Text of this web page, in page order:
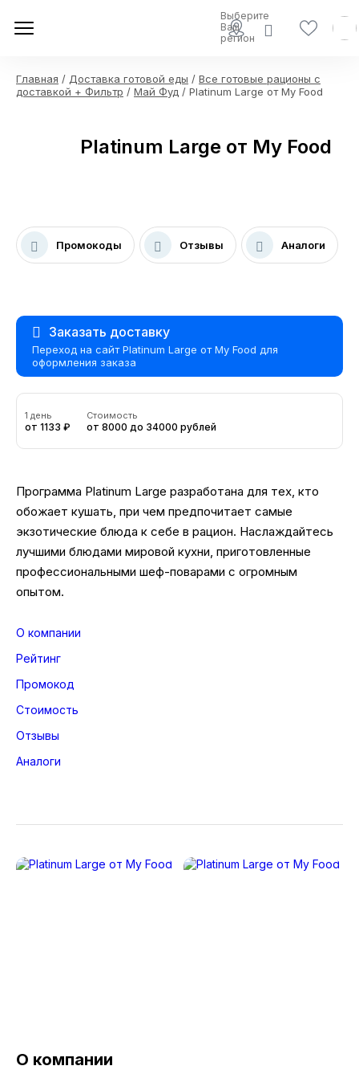
Выберите
Ваш
регион
Главная / Доставка готовой еды / Все готовые рационы с
доставкой + Фильтр / Май Фуд / Platinum Large от My Food
Platinum Large от My Food
Промокоды Отзывы Аналоги
Заказать доставку
Переход на сайт Platinum Large от My Food для
оформления заказа
1 день
от 1133 ₽
Стоимость
от 8000 до 34000 рублей
Программа Platinum Large разработана для тех, кто
обожает кушать, при чем предпочитает самые
экзотические блюда к себе в рацион. Наслаждайтесь
лучшими блюдами мировой кухни, приготовленные
профессиональными шеф-поварами с огромным
опытом.
О компании
Рейтинг
Промокод
Стоимость
Отзывы
Аналоги
О компании